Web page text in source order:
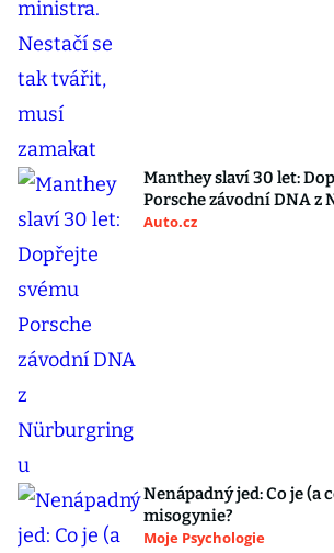
Manthey slaví 30 let:
Porsche závodní DNA
Auto.cz
Nenápadný jed: Co je (a
misogynie?
Moje Psychologie